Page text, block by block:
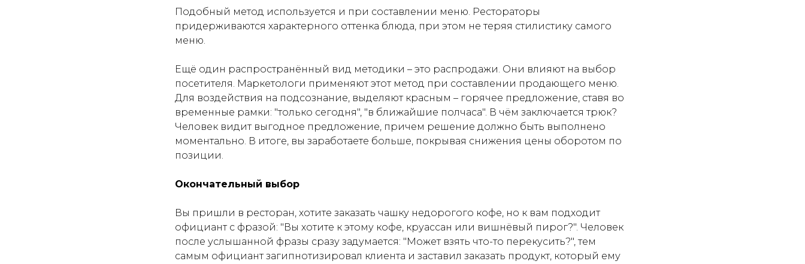
Подобный метод используется и при составлении меню. Рестораторы
придерживаются характерного оттенка блюда, при этом не теряя стилистику самого
меню.
Ещё один распространённый вид методики – это распродажи. Они влияют на выбор
посетителя. Маркетологи применяют этот метод при составлении продающего меню.
Для воздействия на подсознание, выделяют красным – горячее предложение, ставя во
временные рамки: "только сегодня", "в ближайшие полчаса". В чём заключается трюк?
Человек видит выгодное предложение, причем решение должно быть выполнено
моментально. В итоге, вы заработаете больше, покрывая снижения цены оборотом по
позиции.
Окончательный выбор
Вы пришли в ресторан, хотите заказать чашку недорогого кофе, но к вам подходит
официант с фразой: "Вы хотите к этому кофе, круассан или вишнёвый пирог?". Человек
после услышанной фразы сразу задумается: "Может взять что-то перекусить?", тем
самым официант загипнотизировал клиента и заставил заказать продукт, который ему